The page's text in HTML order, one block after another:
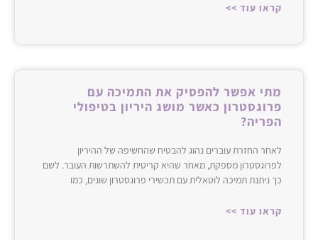
קראו עוד >>
מתי אפשר להפסיק את התמיכה עם
פרוגסטרון כאשר מושג היריון בטיפולי
הפריה?
לאחר החזרת עוברים נהוג להבטיח שהחשיפה של ההיריון
לפרוגסטרון מספקת, מאחר שהיא קריטית להשתרשות העובר. לשם
כך ניתנת תמיכה לוטאלית עם תכשירי פרוגסטרון שונים, כמו
קראו עוד >>